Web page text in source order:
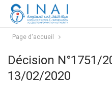
Page d'accueil
Décision N°1751/
13/02/2020